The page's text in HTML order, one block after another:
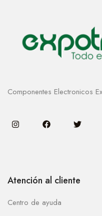
Componentes Electronicos
Atención al cliente
Centro de ayuda